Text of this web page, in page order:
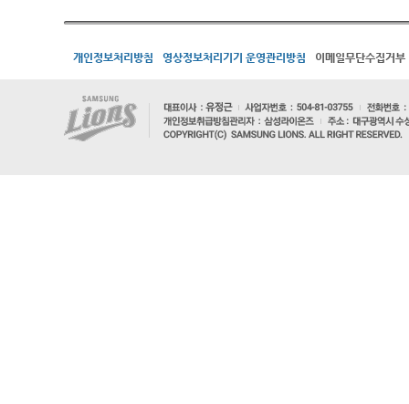
개인정보처리방침 영상정보처리기기 운영관리방침 이메일무단수집거부